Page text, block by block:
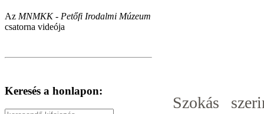
Az MNMKK - Petőfi Irodalmi Múzeum
csatorna videója
Keresés a honlapon:
Szokás